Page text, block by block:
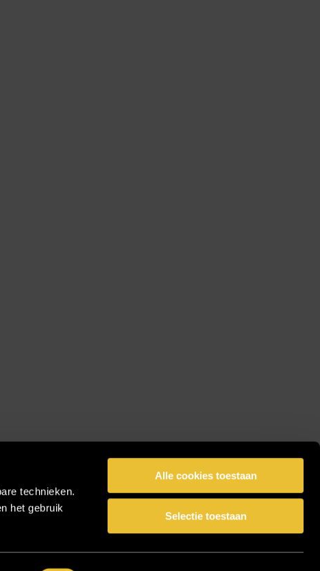
technieken.
het gebruik
Alle cookies toestaan
Selectie toestaan
facebookpinterestlinkedininstagram